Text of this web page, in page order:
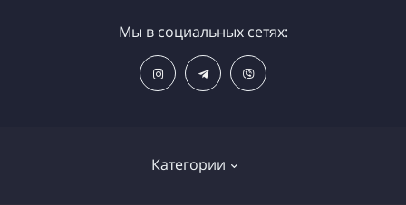
Категории
Мы в социальных сетях: